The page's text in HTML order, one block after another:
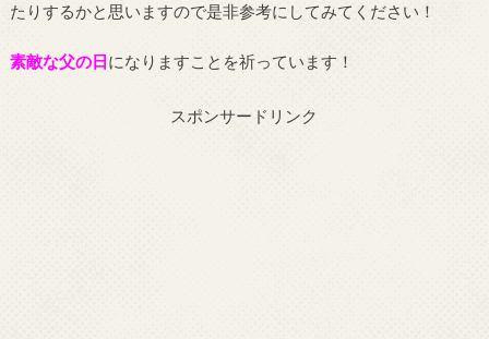
たりするかと思いますので是非参考にしてみてください！
素敵な父の日になりますことを祈っています！
スポンサードリンク